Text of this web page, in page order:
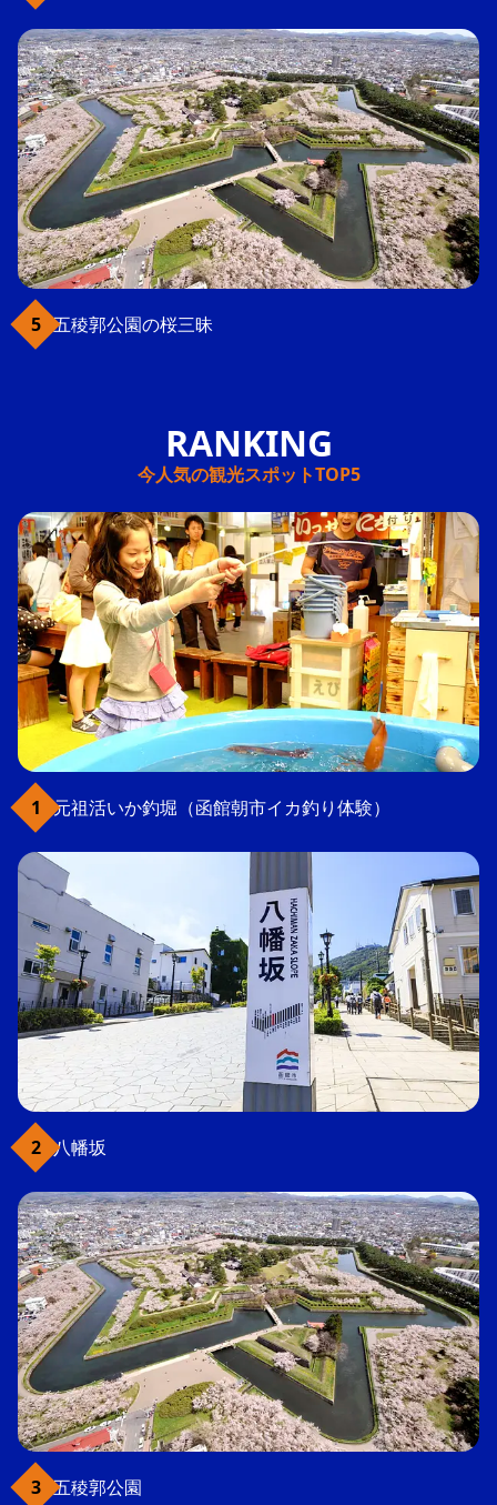
五稜郭公園の桜三昧
今人気の観光スポットTOP5
元祖活いか釣堀（函館朝市イカ釣り体験）
八幡坂
五稜郭公園